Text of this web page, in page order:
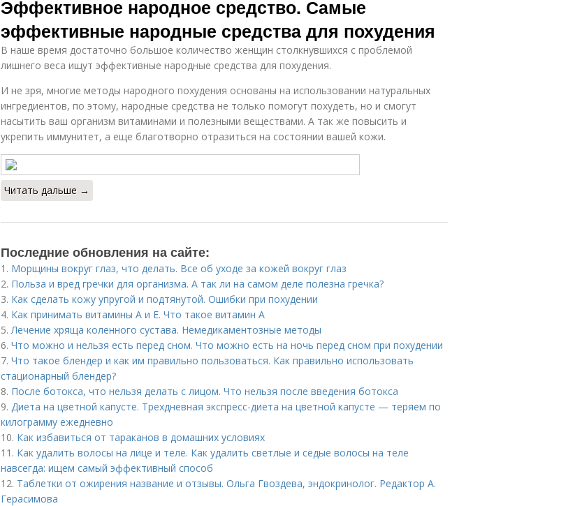
Эффективное народное средство. Самые
эффективные народные средства для похудения
В наше время достаточно большое количество женщин столкнувшихся с проблемой
лишнего веса ищут эффективные народные средства для похудения.
И не зря, многие методы народного похудения основаны на использовании натуральных
ингредиентов, по этому, народные средства не только помогут похудеть, но и смогут
насытить ваш организм витаминами и полезными веществами. А так же повысить и
укрепить иммунитет, а еще благотворно отразиться на состоянии вашей кожи.
Читать дальше →
Последние обновления на сайте:
1. Морщины вокруг глаз, что делать. Все об уходе за кожей вокруг глаз
2. Польза и вред гречки для организма. А так ли на самом деле полезна гречка?
3. Как сделать кожу упругой и подтянутой. Ошибки при похудении
4. Как принимать витамины А и Е. Что такое витамин А
5.Лечение хряща коленного сустава. Немедикаментозные методы
6. Что можно и нельзя есть перед сном. Что можно есть на ночь перед сном при похудении
7. Что такое блендер и как им правильно пользоваться. Как правильно использовать
стационарный блендер?
8. После ботокса, что нельзя делать с лицом. Что нельзя после введения ботокса
9. Диета на цветной капусте. Трехдневная экспресс-диета на цветной капусте — теряем по
килограмму ежедневно
10. Как избавиться от тараканов в домашних условиях
11. Как удалить волосы на лице и теле. Как удалить светлые и седые волосы на теле
навсегда: ищем самый эффективный способ
12. Таблетки от ожирения название и отзывы. Ольга Гвоздева, эндокринолог. Редактор А.
Герасимова